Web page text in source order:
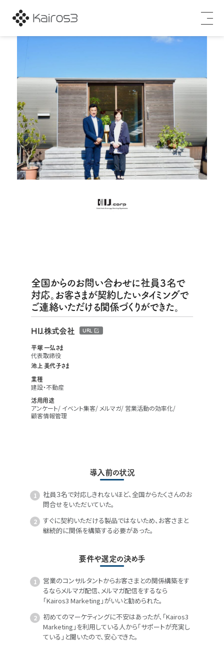
全国からのお問い合わせに社員３名で
対応。お客さまが契約したいタイミングで
ご連絡いただける関係づくりができた。
HIJ.株式会社 URL
平塚 一弘さま
代表取締役
池上 美代子さま
業種
建設・不動産
活用用途
アンケート イベント集客 メルマガ 営業活動の効率化
顧客情報管理
導入前の状況
社員３名で対応しきれないほど、全国からたくさんのお
問合せをいただいていた。
すぐに契約いただける製品ではないため、お客さまと
継続的に関係を構築する必要があった。
要件や選定の決め手
営業のコンサルタントからお客さまとの関係構築をす
るならメルマガ配信、メルマガ配信をするなら
「Kairos3 Marketing」がいいと勧められた。
初めてのマーケティングに不安はあったが、「Kairos3
Marketing」を利用している人から「サポートが充実し
ている」と聞いたので、安心できた。